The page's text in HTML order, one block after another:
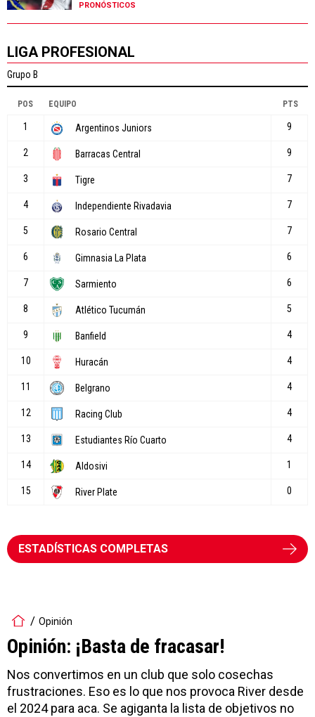
PRONÓSTICOS
LIGA PROFESIONAL
ESTADÍSTICAS COMPLETAS
Opinión
Opinión: ¡Basta de fracasar!
Nos convertimos en un club que solo cosechas
frustraciones. Eso es lo que nos provoca River desde
el 2024 para aca. Se agiganta la lista de objetivos no